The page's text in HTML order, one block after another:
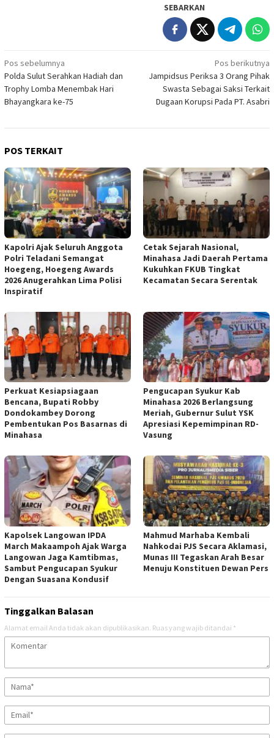
SEBARKAN
Navigasi
pos
Pos sebelumnya
Polda Sulut Serahkan Hadiah dan
Trophy Lomba Menembak Hari
Bhayangkara ke-75
Pos berikutnya
Jampidsus Periksa 3 Orang Pihak
Swasta Sebagai Saksi Terkait
Dugaan Korupsi Pada PT. Asabri
POS TERKAIT
Kapolri Ajak Seluruh Anggota
Polri Teladani Semangat
Hoegeng, Hoegeng Awards
2026 Anugerahkan Lima Polisi
Inspiratif
Cetak Sejarah Nasional,
Minahasa Jadi Daerah Pertama
Kukuhkan FKUB Tingkat
Kecamatan Secara Serentak
Perkuat Kesiapsiagaan
Bencana, Bupati Robby
Dondokambey Dorong
Pembentukan Pos Basarnas di
Minahasa
Pengucapan Syukur Kab
Minahasa 2026 Berlangsung
Meriah, Gubernur Sulut YSK
Apresiasi Kepemimpinan RD-
Vasung
Kapolsek Langowan IPDA
March Makaampoh Ajak Warga
Langowan Jaga Kamtibmas,
Sambut Pengucapan Syukur
Dengan Suasana Kondusif
Mahmud Marhaba Kembali
Nahkodai PJS Secara Aklamasi,
Munas III Tegaskan Arah Besar
Menuju Konstituen Dewan Pers
Tinggalkan Balasan
Alamat email Anda tidak akan dipublikasikan. Ruas yang wajib ditandai *